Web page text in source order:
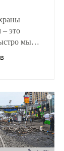
– это
мы